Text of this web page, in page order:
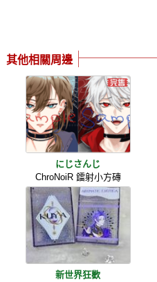
其他相關周邊
にじさんじ
ChroNoiR 鐳射小方磚
新世界狂歡